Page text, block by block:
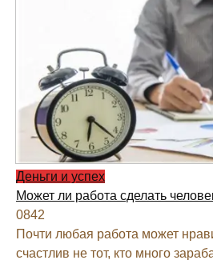
Деньги и успех
Может ли работа сделать
0842
Почти любая работа может
счастлив не тот, кто много